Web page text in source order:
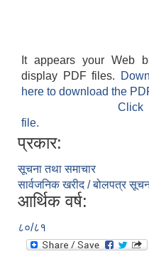
It appears your Web
display PDF files.
here to download the
Click
file.
प्रकार:
सूचना तथा समाचार
सार्वजनिक खरीद / बोलपत्र
आर्थिक वर्ष:
८०/८१